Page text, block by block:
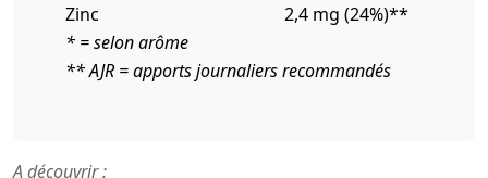
Zinc
2,4 mg (24%)**
* = selon arôme
** AJR = apports journaliers recommandés
A découvrir :